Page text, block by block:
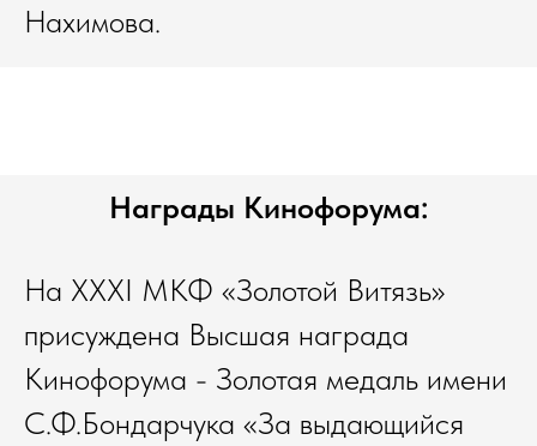
Нахимова.
Награды Кинофорума:
На XXXI МКФ «Золотой Витязь»
присуждена Высшая награда
Кинофорума - Золотая медаль имени
С.Ф.Бондарчука «За выдающийся